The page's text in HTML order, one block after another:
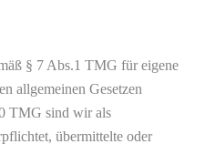
§ 7 Abs.1 TMG für eigene
allgemeinen Gesetzen
TMG sind wir als
übermittelte oder